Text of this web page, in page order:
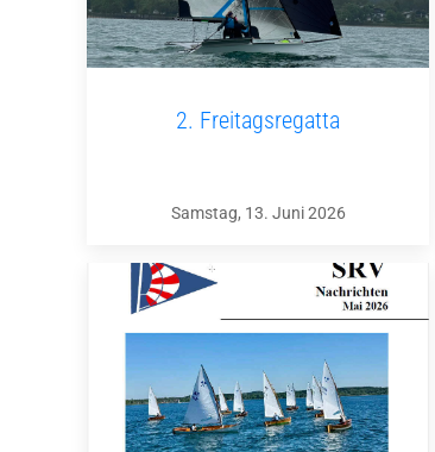
2. Freitagsregatta
Samstag, 13. Juni 2026